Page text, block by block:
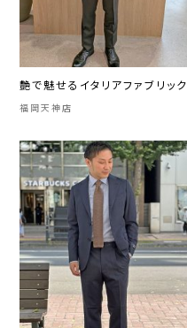
艶で魅せるイタリアファブリック
福岡天神店